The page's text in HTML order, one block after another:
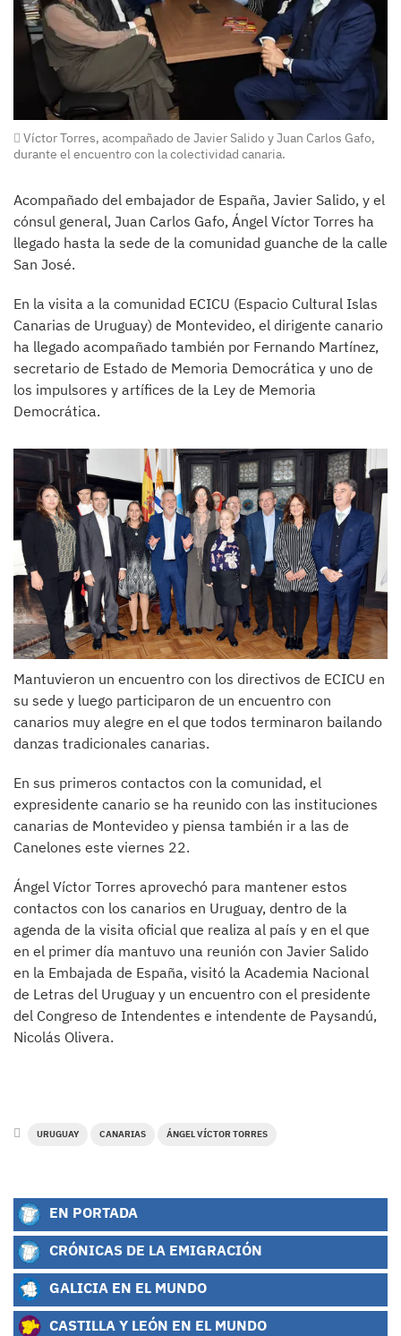
Víctor Torres, acompañado de Javier Salido y Juan Carlos Gafo,
durante el encuentro con la colectividad canaria.
Acompañado del embajador de España, Javier Salido, y el
cónsul general, Juan Carlos Gafo, Ángel Víctor Torres ha
llegado hasta la sede de la comunidad guanche de la calle
San José.
En la visita a la comunidad ECICU (Espacio Cultural Islas
Canarias de Uruguay) de Montevideo, el dirigente canario
ha llegado acompañado también por Fernando Martínez,
secretario de Estado de Memoria Democrática y uno de
los impulsores y artífices de la Ley de Memoria
Democrática.
Mantuvieron un encuentro con los directivos de ECICU en
su sede y luego participaron de un encuentro con
canarios muy alegre en el que todos terminaron bailando
danzas tradicionales canarias.
En sus primeros contactos con la comunidad, el
expresidente canario se ha reunido con las instituciones
canarias de Montevideo y piensa también ir a las de
Canelones este viernes 22.
Ángel Víctor Torres aprovechó para mantener estos
contactos con los canarios en Uruguay, dentro de la
agenda de la visita oficial que realiza al país y en el que
en el primer día mantuvo una reunión con Javier Salido
en la Embajada de España, visitó la Academia Nacional
de Letras del Uruguay y un encuentro con el presidente
del Congreso de Intendentes e intendente de Paysandú,
Nicolás Olivera.
URUGUAY CANARIAS ÁNGEL VÍCTOR TORRES
EN PORTADA
CRÓNICAS DE LA EMIGRACIÓN
GALICIA EN EL MUNDO
CASTILLA Y LEÓN EN EL MUNDO